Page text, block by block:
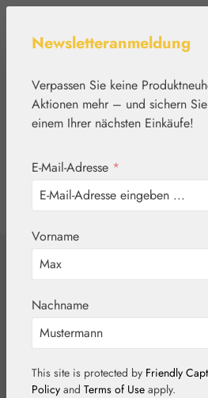
Sirupus
Newsletteranmeldung
Verpassen Sie keine
Aktionen mehr – und sichern
einem Ihrer nächsten Einkäufe!
E-Mail-Adresse *
Vorname
Nachname
This site is protected by Friendly
Policy and Terms of Use apply.